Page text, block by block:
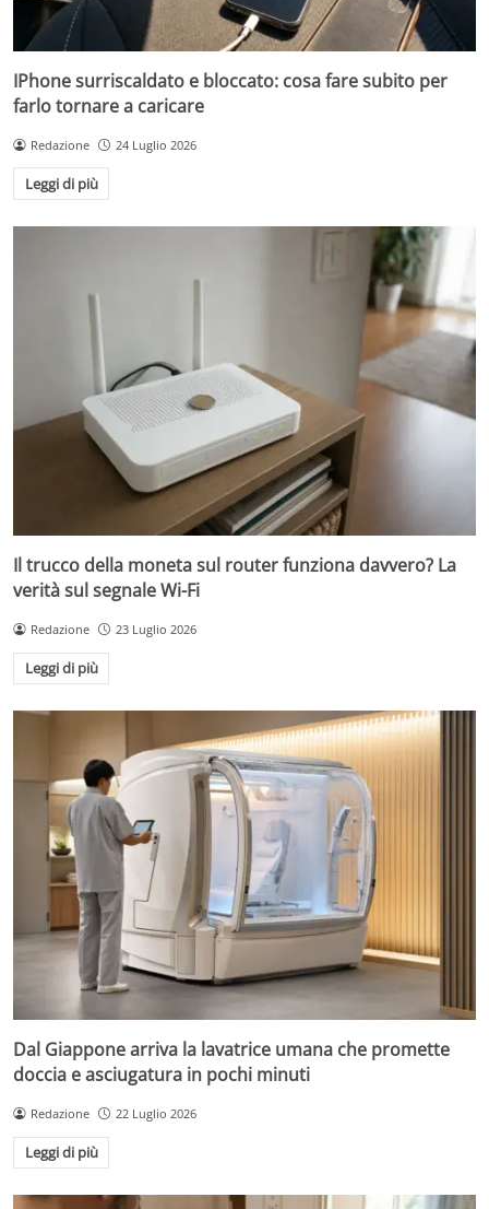
IPhone surriscaldato e bloccato: cosa fare subito per
farlo tornare a caricare
Redazione 24 Luglio 2026
Leggi di più
Il trucco della moneta sul router funziona davvero? La
verità sul segnale Wi-Fi
Redazione 23 Luglio 2026
Leggi di più
Dal Giappone arriva la lavatrice umana che promette
doccia e asciugatura in pochi minuti
Redazione 22 Luglio 2026
Leggi di più